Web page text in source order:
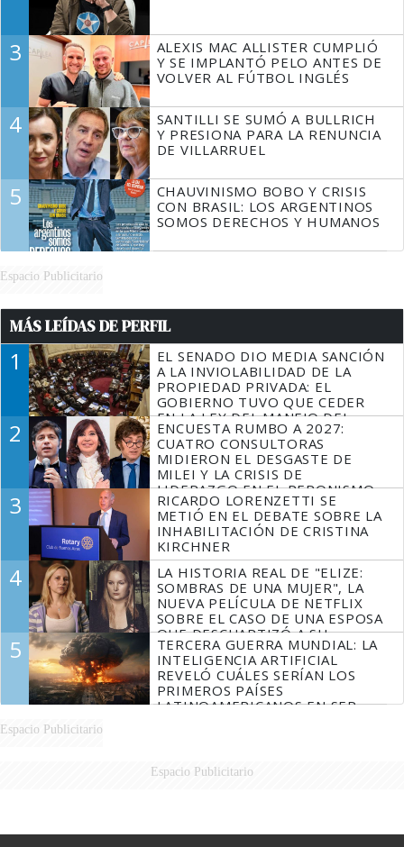
3
ALEXIS MAC ALLISTER CUMPLIÓ
Y SE IMPLANTÓ PELO ANTES DE
VOLVER AL FÚTBOL INGLÉS
4
SANTILLI SE SUMÓ A BULLRICH
Y PRESIONA PARA LA RENUNCIA
DE VILLARRUEL
5
CHAUVINISMO BOBO Y CRISIS
CON BRASIL: LOS ARGENTINOS
SOMOS DERECHOS Y HUMANOS
Espacio Publicitario
MÁS LEÍDAS DE PERFIL
1
EL SENADO DIO MEDIA SANCIÓN
A LA INVIOLABILIDAD DE LA
PROPIEDAD PRIVADA: EL
GOBIERNO TUVO QUE CEDER
EN LA LEY DEL MANEJO DEL
FUEGO
2
ENCUESTA RUMBO A 2027:
CUATRO CONSULTORAS
MIDIERON EL DESGASTE DE
MILEI Y LA CRISIS DE
LIDERAZGO EN EL PERONISMO
3
RICARDO LORENZETTI SE
METIÓ EN EL DEBATE SOBRE LA
INHABILITACIÓN DE CRISTINA
KIRCHNER
4
LA HISTORIA REAL DE "ELIZE:
SOMBRAS DE UNA MUJER", LA
NUEVA PELÍCULA DE NETFLIX
SOBRE EL CASO DE UNA ESPOSA
QUE DESCUARTIZÓ A SU
MARIDO
5
TERCERA GUERRA MUNDIAL: LA
INTELIGENCIA ARTIFICIAL
REVELÓ CUÁLES SERÍAN LOS
PRIMEROS PAÍSES
LATINOAMERICANOS EN SER
Espacio Publicitario
Espacio Publicitario